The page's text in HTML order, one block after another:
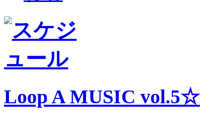
Loop A MUSIC vol.5☆